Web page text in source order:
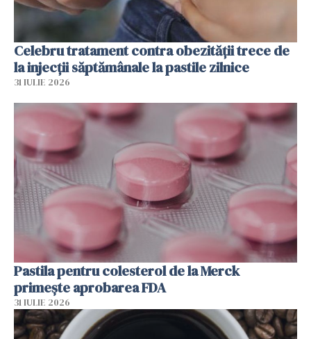
Celebru tratament contra obezității trece de
la injecții săptămânale la pastile zilnice
31 IULIE 2026
Pastila pentru colesterol de la Merck
primește aprobarea FDA
31 IULIE 2026